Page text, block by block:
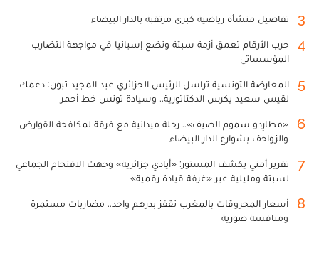
3 تفاصيل منشأة رياضية كبرى مرتقبة بالدار البيضاء
4
حرب الأرقام تعمق أزمة سبتة وتضع إسبانيا في مواجهة التضارب
المؤسساتي
5
المعارضة التونسية تراسل الرئيس الجزائري عبد المجيد تبون: دعمك
لقيس سعيد يكرس الدكتاتورية.. وسيادة تونس خط أحمر
6
«مطارِدو سموم الصيف».. رحلة ميدانية مع فرقة لمكافحة القوارض
والزواحف بشوارع الدار البيضاء
7
تقرير أمني يكشف المستور: «أيادي جزائرية» وجهت الاقتحام الجماعي
لسبتة ومليلية عبر «غرفة قيادة رقمية»
8
أسعار المحروقات بالمغرب تقفز بدرهم واحد.. مضاربات مستمرة
ومنافسة صورية